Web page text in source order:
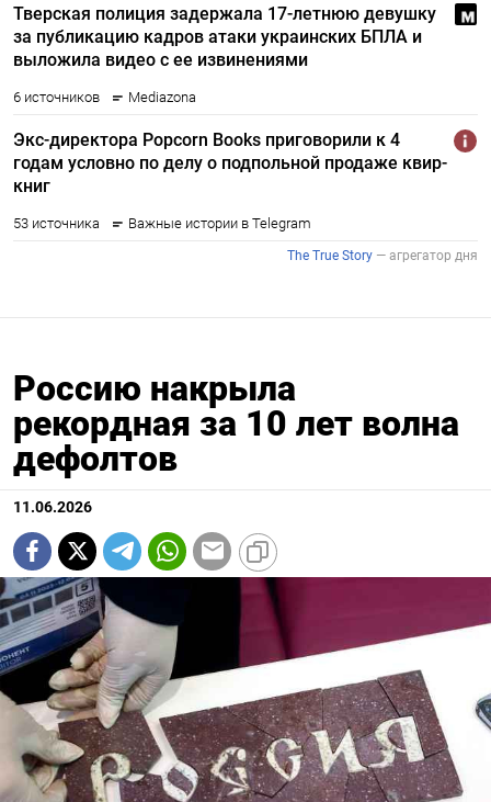
Россию накрыла
рекордная за 10 лет волна
дефолтов
11.06.2026